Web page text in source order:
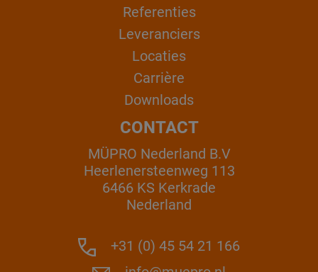
Referenties
Leveranciers
Locaties
Carrière
Downloads
CONTACT
MÜPRO Nederland B.V
Heerlenersteenweg 113
6466 KS Kerkrade
Nederland
+31 (0) 45 54 21 166